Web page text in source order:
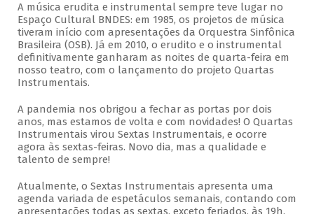
A música erudita e instrumental sempre teve lugar no
Espaço Cultural BNDES: em 1985, os projetos de música
tiveram início com apresentações da Orquestra Sinfônica
Brasileira (OSB). Já em 2010, o erudito e o instrumental
definitivamente ganharam as noites de quarta-feira em
nosso teatro, com o lançamento do projeto Quartas
Instrumentais.
A pandemia nos obrigou a fechar as portas por dois
anos, mas estamos de volta e com novidades! O Quartas
Instrumentais virou Sextas Instrumentais, e ocorre
agora às sextas-feiras. Novo dia, mas a qualidade e
talento de sempre!
Atualmente, o Sextas Instrumentais apresenta uma
agenda variada de espetáculos semanais, contando com